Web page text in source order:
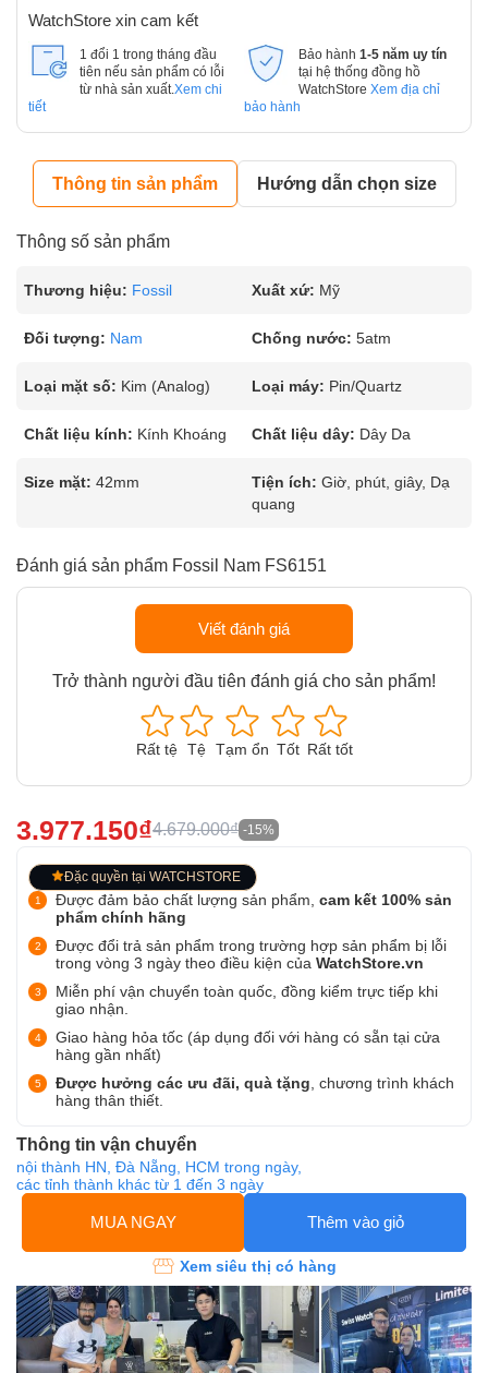
WatchStore xin cam kết
1 đổi 1 trong tháng đầu
tiên nếu sản phẩm có lỗi
từ nhà sản xuất. Xem chi
tiết
Bảo hành 1-5 năm uy tín
tại hệ thống đồng hồ
WatchStore Xem địa chỉ
bảo hành
Thông tin sản phẩm Hướng dẫn chọn size
Thông số sản phẩm
Thương hiệu: Fossil Xuất xứ: Mỹ
Đối tượng: Nam Chống nước: 5atm
Loại mặt số: Kim (Analog) Loại máy: Pin/Quartz
Chất liệu kính: Kính Khoáng Chất liệu dây: Dây Da
Size mặt: 42mm Tiện ích: Giờ, phút, giây, Dạ
quang
Đánh giá sản phẩm Fossil Nam FS6151
Viết đánh giá
Trở thành người đầu tiên đánh giá cho sản phẩm!
Rất tệ Tệ Tạm ổn Tốt Rất tốt
3.977.150₫4.679.000₫ -15%
Đặc quyền tại WATCHSTORE
Được đảm bảo chất lượng sản phẩm, cam kết 100% sản
phẩm chính hãng
Được đổi trả sản phẩm trong trường hợp sản phẩm bị lỗi
trong vòng 3 ngày theo điều kiện của WatchStore.vn
Miễn phí vận chuyển toàn quốc, đồng kiểm trực tiếp khi
giao nhận.
Giao hàng hỏa tốc (áp dụng đối với hàng có sẵn tại cửa
hàng gần nhất)
Được hưởng các ưu đãi, quà tặng , chương trình khách
hàng thân thiết.
Thông tin vận chuyển
nội thành HN, Đà Nẵng, HCM trong ngày,
các tỉnh thành khác từ 1 đến 3 ngày
MUA NGAY Thêm vào giỏ
Xem siêu thị có hàng